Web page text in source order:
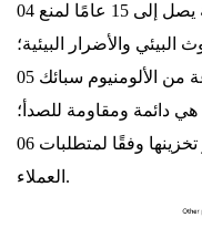
04 تتمتع المكونات الأساسية بعمر خدمة يصل إلى 15 عامًا لمنع
البيئي والأضرار البيئية؛
من الألومنيوم سبائك m
هي دائمة ومقاومة للصدأ؛
06 تتوفر أنظمة تخزين الطاقة وغير تخزينها وفقًا لمتطلبات
العملاء.